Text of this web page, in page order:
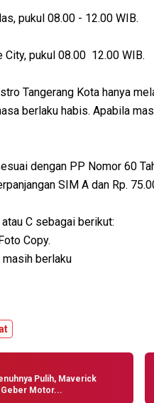
pukul 08.00 - 12.00 WIB.
City, pukul 08.00 12.00 WIB.
Tangerang Kota hanya
berlaku habis. Apabila
dengan PP Nomor 60
SIM A dan Rp.
C sebagai berikut:
Copy.
berlaku
Pulih, Maverick
Geber Motor...